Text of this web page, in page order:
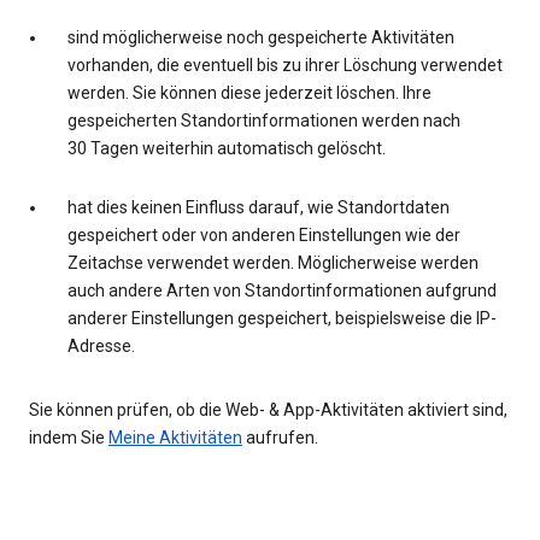
sind möglicherweise noch gespeicherte Aktivitäten
vorhanden, die eventuell bis zu ihrer Löschung verwendet
werden. Sie können diese jederzeit löschen. Ihre
gespeicherten Standortinformationen werden nach
30 Tagen weiterhin automatisch gelöscht.
hat dies keinen Einfluss darauf, wie Standortdaten
gespeichert oder von anderen Einstellungen wie der
Zeitachse verwendet werden. Möglicherweise werden
auch andere Arten von Standortinformationen aufgrund
anderer Einstellungen gespeichert, beispielsweise die IP-
Adresse.
Sie können prüfen, ob die Web- & App-Aktivitäten aktiviert sind,
indem Sie Meine Aktivitäten aufrufen.